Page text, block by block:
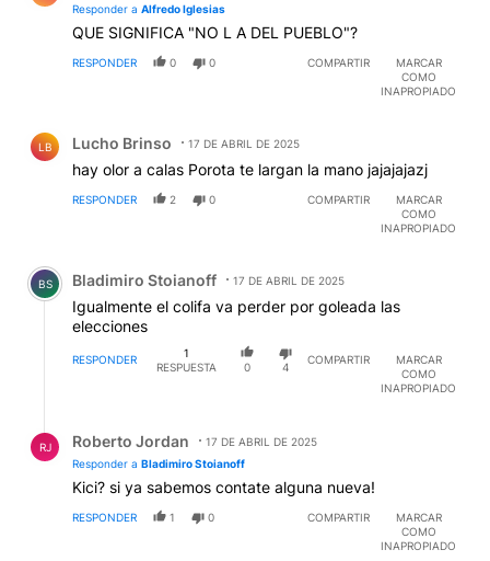
Responder a Alfredo Iglesias
QUE SIGNIFICA "NO L A DEL PUEBLO"?
RESPONDER 0 0 COMPARTIR
MARCAR
COMO
INAPROPIADO
LB Lucho Brinso 17 DE ABRIL DE 2025
hay olor a calas Porota te largan la mano jajajajazj
RESPONDER 2 0 COMPARTIR
MARCAR
COMO
INAPROPIADO
Comentario de Bladimiro Stoianoff.
BS Bladimiro Stoianoff 17 DE ABRIL DE 2025
Igualmente el colifa va perder por goleada las
elecciones
RESPONDER
1
RESPUESTA
0 4
COMPARTIR
MARCAR
COMO
INAPROPIADO
RJ Roberto Jordan
17 DE ABRIL DE 2025
Responder a Bladimiro Stoianoff
Kici? si ya sabemos contate alguna nueva!
RESPONDER 1 0 COMPARTIR
MARCAR
COMO
INAPROPIADO